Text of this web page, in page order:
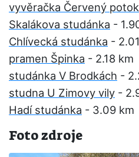
vyvěračka Červený potok
Skalákova studánka -
Chlívecká studánka -
pramen Špinka - 2.18 km
studánka V Brodkách -
studna U Zimovy vily -
Hadí studánka - 3.09 km
Foto zdroje